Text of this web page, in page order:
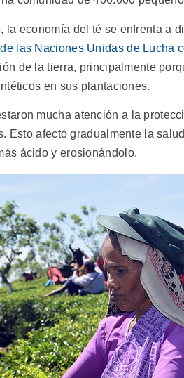
la economía del té se enfrenta a
las Naciones Unidas de Lucha
de la tierra, principalmente
en sus plantaciones.
mucha atención a la
Esto afectó gradualmente la
ácido y erosionándolo.